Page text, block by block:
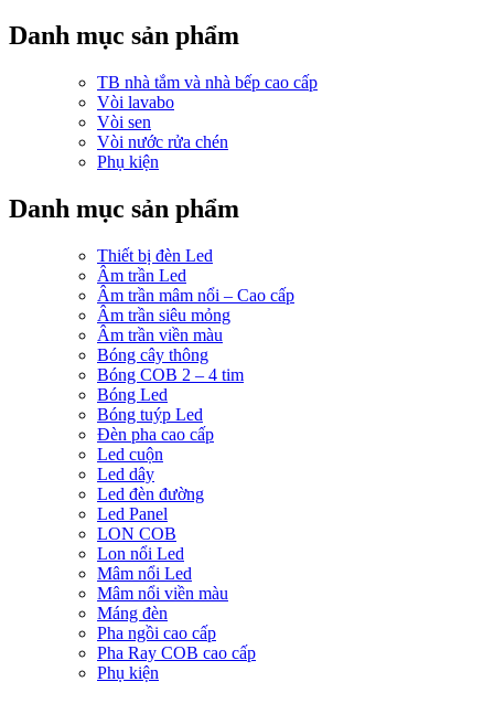
Danh mục sản phẩm
TB nhà tắm và nhà bếp cao cấp
Vòi lavabo
Vòi sen
Vòi nước rửa chén
Phụ kiện
Danh mục sản phẩm
Thiết bị đèn Led
Âm trần Led
Âm trần mâm nổi – Cao cấp
Âm trần siêu mỏng
Âm trần viền màu
Bóng cây thông
Bóng COB 2 – 4 tim
Bóng Led
Bóng tuýp Led
Đèn pha cao cấp
Led cuộn
Led dây
Led đèn đường
Led Panel
LON COB
Lon nổi Led
Mâm nổi Led
Mâm nổi viền màu
Máng đèn
Pha ngồi cao cấp
Pha Ray COB cao cấp
Phụ kiện